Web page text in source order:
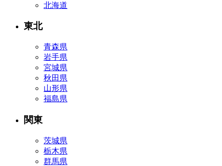
北海道
東北
青森県
岩手県
宮城県
秋田県
山形県
福島県
関東
茨城県
栃木県
群馬県